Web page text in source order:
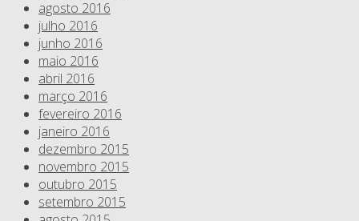
agosto 2016
julho 2016
junho 2016
maio 2016
abril 2016
março 2016
fevereiro 2016
janeiro 2016
dezembro 2015
novembro 2015
outubro 2015
setembro 2015